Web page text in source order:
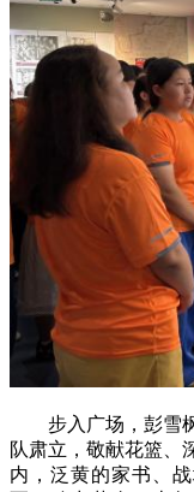
步入广场，彭雪枫
队肃立，敬献花篮、
内，泛黄的家书、